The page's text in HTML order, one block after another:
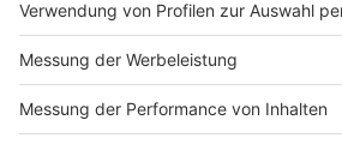
Weg immer der sicherere ist.
Prozesse gut und sicher
die absolut genutzt werden,
erhöhtes Risiko eingeht. Wir
Erfahrung gemacht, dass bei